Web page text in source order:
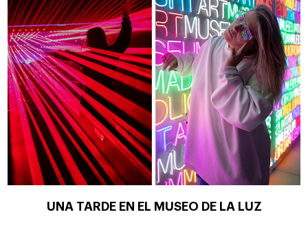
UNA TARDE EN EL MUSEO DE LA LUZ